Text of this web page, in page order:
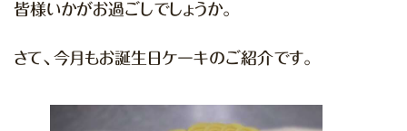
皆様いかがお過ごしでしょうか。
さて、今月もお誕生日ケーキのご紹介です。